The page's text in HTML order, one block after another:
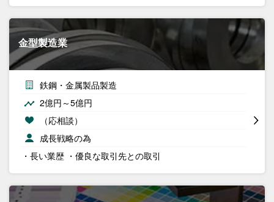
金型製造業
鉄鋼・金属製品製造
2億円～5億円
（応相談）
成長戦略の為
・長い業歴 ・優良な取引先との取引